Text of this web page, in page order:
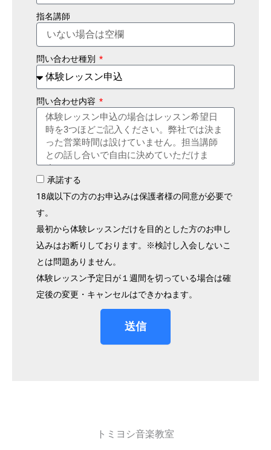
指名講師
問い合わせ種別
問い合わせ内容
承諾する
18歳以下の方のお申込みは保護者様の同意が必要で
す。
最初から体験レッスンだけを目的とした方のお申し
込みはお断りしております。※検討し入会しないこ
とは問題ありません。
体験レッスン予定日が１週間を切っている場合は確
定後の変更・キャンセルはできかねます。
送信
トミヨシ音楽教室